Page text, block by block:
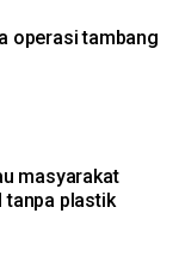
operasi tambang
masyarakat
tanpa plastik